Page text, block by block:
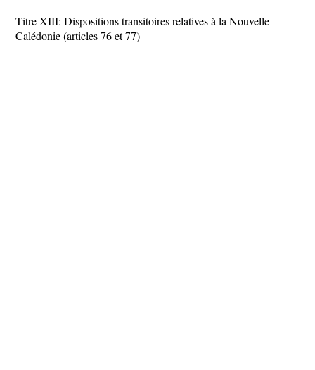
Titre XIII: Dispositions transitoires relatives à la Nouvelle-
Calédonie (articles 76 et 77)